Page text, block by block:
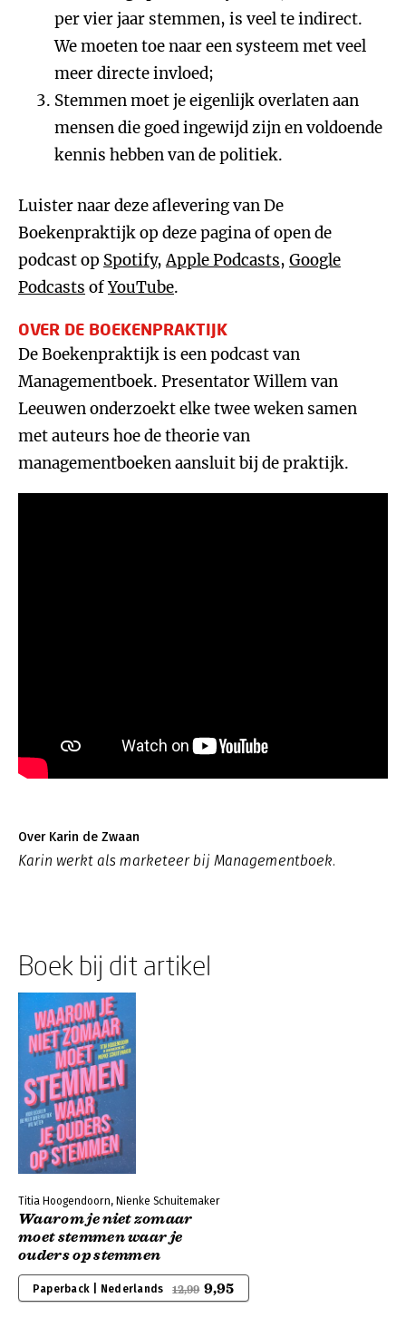
per vier jaar stemmen, is veel te indirect.
We moeten toe naar een systeem met veel
meer directe invloed;
Stemmen moet je eigenlijk overlaten aan
mensen die goed ingewijd zijn en voldoende
kennis hebben van de politiek.
Luister naar deze aflevering van De
Boekenpraktijk op deze pagina of open de
podcast op Spotify,Apple Podcasts, Google
Podcasts ofYouTube.
OVER DE BOEKENPRAKTIJK
De Boekenpraktijk is een podcast van
Managementboek. Presentator Willem van
Leeuwen onderzoekt elke twee weken samen
met auteurs hoe de theorie van
managementboeken aansluit bij de praktijk.
Over Karin de Zwaan
Karin werkt als marketeer bij Managementboek.
Boek bij dit artikel
Titia Hoogendoorn, Nienke Schuitemaker
Waarom je niet zomaar
moet stemmen waar je
ouders op stemmen
Paperback | Nederlands 12,99 9,95